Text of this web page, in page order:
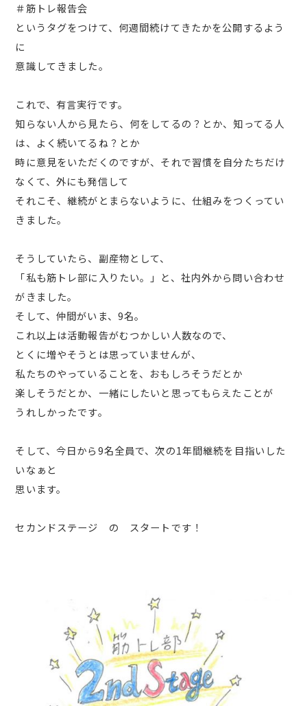
＃筋トレ報告会
というタグをつけて、何週間続けてきたかを公開するよう
に
意識してきました。
これで、有言実行です。
知らない人から見たら、何をしてるの？とか、知ってる人
は、よく続いてるね？とか
時に意見をいただくのですが、それで習慣を自分たちだけ
なくて、外にも発信して
それこそ、継続がとまらないように、仕組みをつくってい
きました。
そうしていたら、副産物として、
「私も筋トレ部に入りたい。」と、社内外から問い合わせ
がきました。
そして、仲間がいま、9名。
これ以上は活動報告がむつかしい人数なので、
とくに増やそうとは思っていませんが、
私たちのやっていることを、おもしろそうだとか
楽しそうだとか、一緒にしたいと思ってもらえたことが
うれしかったです。
そして、今日から9名全員で、次の1年間継続を目指いした
いなぁと
思います。
セカンドステージ の スタートです！